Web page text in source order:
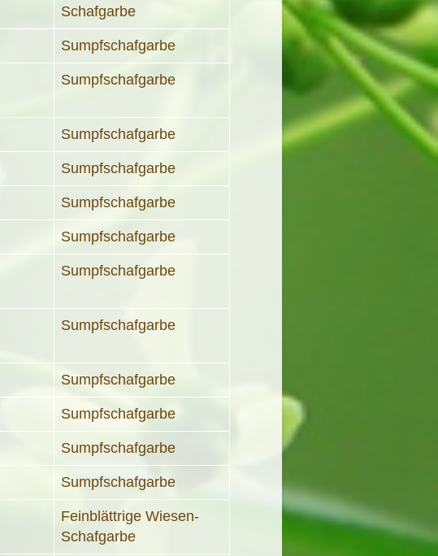
Schafgarbe
Sumpfschafgarbe
Sumpfschafgarbe
Sumpfschafgarbe
Sumpfschafgarbe
Sumpfschafgarbe
Sumpfschafgarbe
Sumpfschafgarbe
Sumpfschafgarbe
Sumpfschafgarbe
Sumpfschafgarbe
Sumpfschafgarbe
Sumpfschafgarbe
Feinblättrige Wiesen-
Schafgarbe